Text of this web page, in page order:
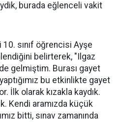
burada eğlenceli vakit
sınıf öğrencisi Ayşe
belirterek, "Ilgaz
gelmiştim. Burası gayet
bu etkinlikte gayet
İlk olarak kızakla kaydık.
Kendi aramızda küçük
bitti, sınav zamanında